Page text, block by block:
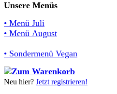
Unsere Menüs
• Menü Juli
• Menü August
• Sondermenü Vegan
Neu hier? Jetzt registrieren!